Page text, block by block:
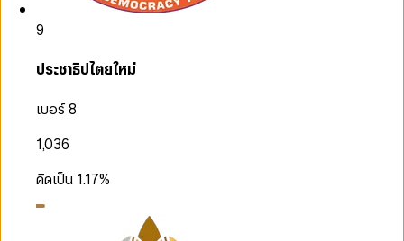
9
ประชาธิปไตยใหม่
เบอร์ 8
1,036
คิดเป็น 1.17%